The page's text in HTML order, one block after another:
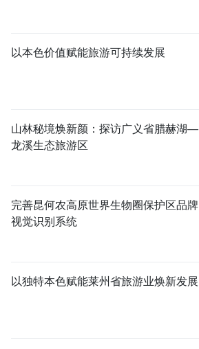
以本色价值赋能旅游可持续发展
山林秘境焕新颜：探访广义省腊赫湖—
龙溪生态旅游区
完善昆何农高原世界生物圈保护区品牌
视觉识别系统
以独特本色赋能莱州省旅游业焕新发展